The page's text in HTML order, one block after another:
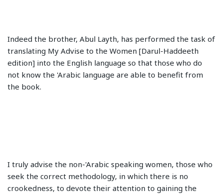
Indeed the brother, Abul Layth, has performed the task of
translating My Advise to the Women [Darul-Haddeeth
edition] into the English language so that those who do
not know the 'Arabic language are able to benefit from
the book.
I truly advise the non-'Arabic speaking women, those who
seek the correct methodology, in which there is no
crookedness, to devote their attention to gaining the